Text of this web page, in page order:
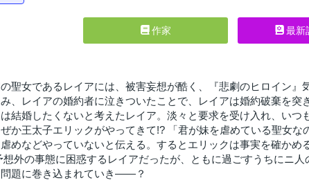
作家 最新
聖女であるレイアには、被害妄想が酷く、『悲劇のヒロイン
、レイアの婚約者に泣きついたことで、レイアは婚約破棄を
結婚したくないと考えたレイア。淡々と要求を受け入れ、い
か王太子エリックがやってきて!? 「君が妹を虐めている聖女な
めなどやっていないと伝える。するとエリックは事実を確か
外の事態に困惑するレイアだったが、ともに過ごすうちにニ
題に巻き込まれていき――？